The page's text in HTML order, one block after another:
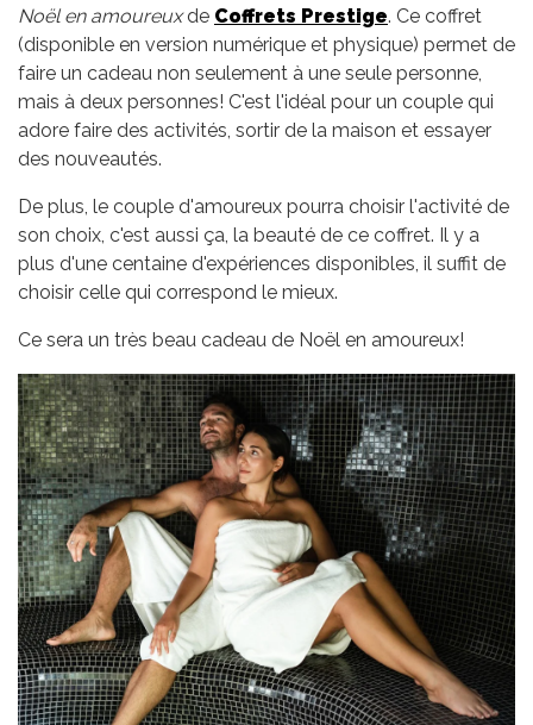
Noël en amoureuxde Coffrets Prestige. Ce coffret
(disponible en version numérique et physique) permet de
faire un cadeau non seulement à une seule personne,
mais à deux personnes! C'est l'idéal pour un couple qui
adore faire des activités, sortir de la maison et essayer
des nouveautés.
De plus, le couple d'amoureux pourra choisir l'activité de
son choix, c'est aussi ça, la beauté de ce coffret. Il y a
plus d'une centaine d'expériences disponibles, il suffit de
choisir celle qui correspond le mieux.
Ce sera un très beau cadeau de Noël en amoureux!